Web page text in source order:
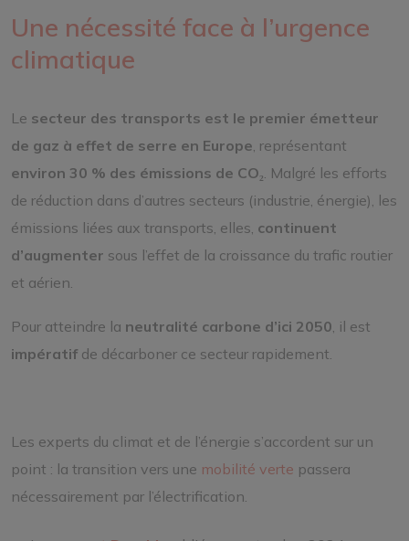
Une nécessité face à l’urgence
climatique
Le secteur des transports est le premier émetteur
de gaz à effet de serre en Europe , représentant
environ 30 % des émissions de CO₂ . Malgré les efforts
de réduction dans d’autres secteurs (industrie, énergie), les
émissions liées aux transports, elles, continuent
d’augmenter sous l’effet de la croissance du trafic routier
et aérien.
Pour atteindre la neutralité carbone d’ici 2050 , il est
impératif de décarboner ce secteur rapidement.
Les experts du climat et de l’énergie s’accordent sur un
point : la transition vers une mobilité verte passera
nécessairement par l’électrification.